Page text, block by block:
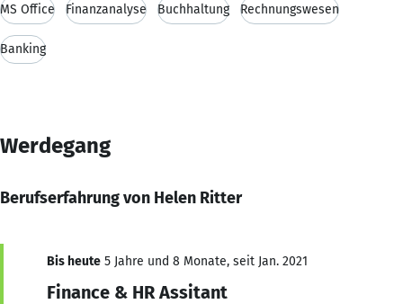
MS Office Finanzanalyse Buchhaltung Rechnungswesen
Banking
Werdegang
Berufserfahrung von Helen Ritter
Bis heute 5 Jahre und 8 Monate, seit Jan. 2021
Finance & HR Assitant